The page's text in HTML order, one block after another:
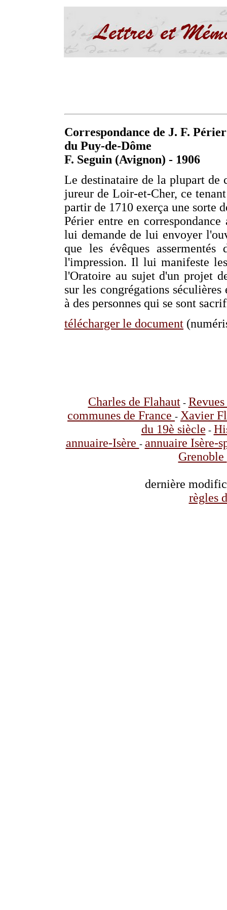
Correspondance de J. F.
du Puy-de-Dôme
F. Seguin (Avignon) - 1906
Le destinataire de la plupart de
jureur de Loir-et-Cher, ce
partir de 1710 exerça une sorte
Périer entre en
lui demande de lui envoyer
que les évêques
l'impression. Il lui manifeste
l'Oratoire au sujet d'un projet
sur les congrégations
à des personnes qui se sont
télécharger le document
Charles de Flahaut-
communes de France - Xavier
du 19è siècle -
annuaire-Isère - annuaire Isère-
Grenoble
dernière
règles